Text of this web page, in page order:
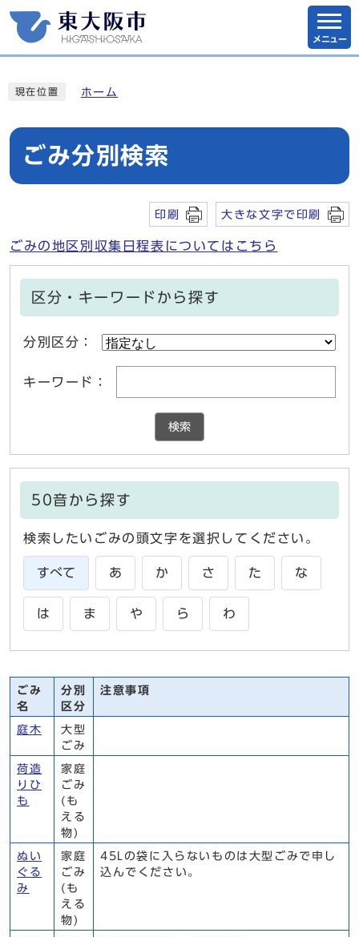
メニュー
現在位置 ホーム
ごみ分別検索
印刷 大きな文字で印刷
ごみの地区別収集日程表についてはこちら
区分・キーワードから探す
分別区分：
キーワード：
検索
50音から探す
検索したいごみの頭文字を選択してください。
すべて あ か さ た な
は ま や ら わ
ごみ
名
分別
区分
注意事項
庭木
大型
ごみ
荷造
りひ
も
家庭
ごみ
(も
える
物)
ぬい
ぐる
み
家庭
ごみ
(も
える
物)
45Lの袋に入らないものは大型ごみで申し
込んでください。